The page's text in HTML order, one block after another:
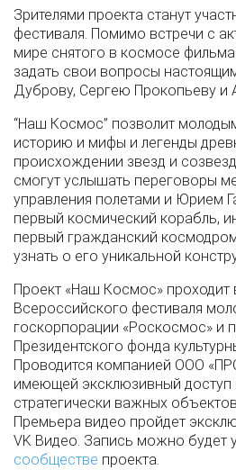
Зрителями проекта станут
фестиваля. Помимо встречи с
мире снятого в космосе фильма
задать свои вопросы
Дуброву, Сергею Прокопьеву и
“Наш Космос” позволит
историю и мифы и легенды
происхождении звезд и
смогут услышать переговоры
управления полетами и Юрием
первый космический корабль,
первый гражданский
узнать о его уникальной
Проект «Наш Космос» проходит
Всероссийского фестиваля
госкорпорации «Роскосмос» и
Президентского фонда
Проводится компанией ООО
имеющей эксклюзивный доступ
стратегически важных
Премьера видео пройдет
VK Видео. Запись можно будет
сообществе проекта.